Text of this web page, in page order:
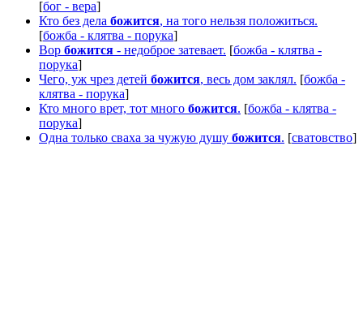
[бог - вера]
Кто без дела божится, на того нельзя положиться.
[божба - клятва - порука]
Вор божится - недоброе затевает. [божба - клятва -
порука]
Чего, уж чрез детей божится, весь дом заклял. [божба -
клятва - порука]
Кто много врет, тот много божится. [божба - клятва -
порука]
Одна только сваха за чужую душу божится. [сватовство]